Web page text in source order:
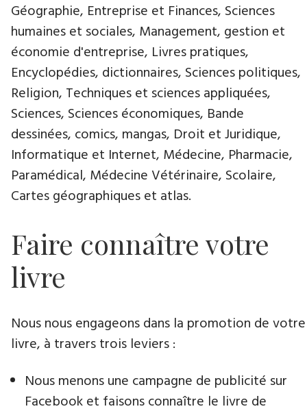
Géographie, Entreprise et Finances, Sciences
humaines et sociales, Management, gestion et
économie d'entreprise, Livres pratiques,
Encyclopédies, dictionnaires, Sciences politiques,
Religion, Techniques et sciences appliquées,
Sciences, Sciences économiques, Bande
dessinées, comics, mangas, Droit et Juridique,
Informatique et Internet, Médecine, Pharmacie,
Paramédical, Médecine Vétérinaire, Scolaire,
Cartes géographiques et atlas.
Faire connaître votre
livre
Nous nous engageons dans la promotion de votre
livre​, à travers trois leviers :
Nous menons une campagne de publicité sur
Facebook et faisons connaître le livre de